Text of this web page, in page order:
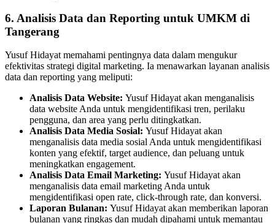
6. Analisis Data dan Reporting untuk UMKM di
Tangerang
Yusuf Hidayat memahami pentingnya data dalam mengukur
efektivitas strategi digital marketing. Ia menawarkan layanan analisis
data dan reporting yang meliputi:
Analisis Data Website: Yusuf Hidayat akan menganalisis
data website Anda untuk mengidentifikasi tren, perilaku
pengguna, dan area yang perlu ditingkatkan.
Analisis Data Media Sosial: Yusuf Hidayat akan
menganalisis data media sosial Anda untuk mengidentifikasi
konten yang efektif, target audience, dan peluang untuk
meningkatkan engagement.
Analisis Data Email Marketing: Yusuf Hidayat akan
menganalisis data email marketing Anda untuk
mengidentifikasi open rate, click-through rate, dan konversi.
Laporan Bulanan: Yusuf Hidayat akan memberikan laporan
bulanan yang ringkas dan mudah dipahami untuk memantau